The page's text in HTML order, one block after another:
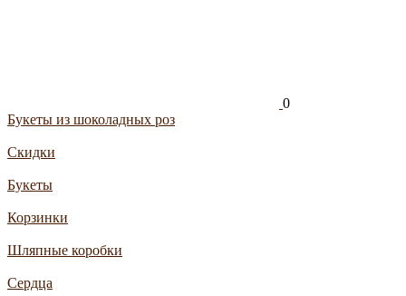
0
Букеты из шоколадных роз
Скидки
Букеты
Корзинки
Шляпные коробки
Сердца